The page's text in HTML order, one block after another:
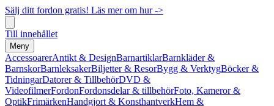
Sälj ditt fordon gratis! Läs mer om hur ->
Till innehållet
Meny
AccessoarerAntikt & DesignBarnartiklarBarnkläder &
BarnskorBarnleksakerBiljetter & ResorBygg & VerktygBöcker &
TidningarDatorer & TillbehörDVD &
VideofilmerFordonFordonsdelar & tillbehörFoto, Kameror &
OptikFrimärkenHandgjort & KonsthantverkHem &